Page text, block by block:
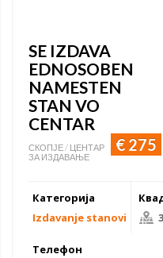
SE IZDAVA
EDNOSOBEN
NAMESTEN
STAN VO
CENTAR
СКОПЈЕ / ЦЕНТАР € 275
ЗА ИЗДАВАЊЕ
Категорија
Izdavanje stanovi
Телефон